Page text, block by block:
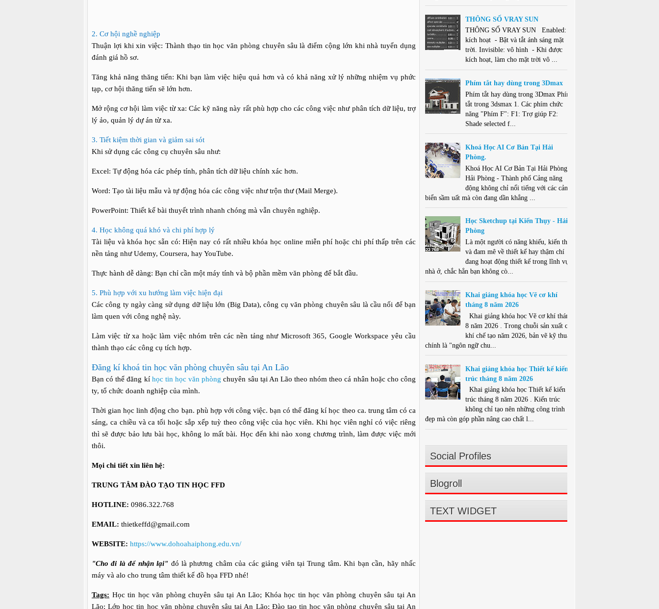
2. Cơ hội nghề nghiệp
Thuận lợi khi xin việc: Thành thạo tin học văn phòng chuyên sâu là điểm cộng lớn khi nhà tuyển dụng
đánh giá hồ sơ.
Tăng khả năng thăng tiến: Khi bạn làm việc hiệu quả hơn và có khả năng xử lý những nhiệm vụ phức
tạp, cơ hội thăng tiến sẽ lớn hơn.
Mở rộng cơ hội làm việc từ xa: Các kỹ năng này rất phù hợp cho các công việc như phân tích dữ liệu, trợ
lý ảo, quản lý dự án từ xa.
3. Tiết kiệm thời gian và giảm sai sót
Khi sử dụng các công cụ chuyên sâu như:
Excel: Tự động hóa các phép tính, phân tích dữ liệu chính xác hơn.
Word: Tạo tài liệu mẫu và tự động hóa các công việc như trộn thư (Mail Merge).
PowerPoint: Thiết kế bài thuyết trình nhanh chóng mà vẫn chuyên nghiệp.
4. Học không quá khó và chi phí hợp lý
Tài liệu và khóa học sẵn có: Hiện nay có rất nhiều khóa học online miễn phí hoặc chi phí thấp trên các
nền tảng như Udemy, Coursera, hay YouTube.
Thực hành dễ dàng: Bạn chỉ cần một máy tính và bộ phần mềm văn phòng để bắt đầu.
5. Phù hợp với xu hướng làm việc hiện đại
Các công ty ngày càng sử dụng dữ liệu lớn (Big Data), công cụ văn phòng chuyên sâu là cầu nối để bạn
làm quen với công nghệ này.
Làm việc từ xa hoặc làm việc nhóm trên các nền tảng như Microsoft 365, Google Workspace yêu cầu
thành thạo các công cụ tích hợp.
Đăng kí khoá tin học văn phòng chuyên sâu tại An Lão
Bạn có thể đăng kí học tin học văn phòng chuyên sâu tại An Lão theo nhóm theo cá nhân hoặc cho công
ty, tổ chức doanh nghiệp của mình.
Thời gian học linh động cho bạn. phù hợp với công việc. bạn có thể đăng kí học theo ca. trung tâm có ca
sáng, ca chiều và ca tối hoặc sắp xếp tuỳ theo công việc của học viên. Khi học viên nghỉ có việc riêng
thì sẽ được bảo lưu bài học, không lo mất bài. Học đến khi nào xong chương trình, làm được việc mới
thôi.
Mọi chi tiết xin liên hệ:
TRUNG TÂM ĐÀO TẠO TIN HỌC FFD
HOTLINE: 0986.322.768
EMAIL: thietkeffd@gmail.com
WEBSITE: https://www.dohoahaiphong.edu.vn/
"Cho đi là để nhận lại" đó là phương châm của các giảng viên tại Trung tâm. Khi bạn cần, hãy nhấc
máy và alo cho trung tâm thiết kế đồ họa FFD nhé!
Tags: Học tin học văn phòng chuyên sâu tại An Lão; Khóa học tin học văn phòng chuyên sâu tại An
Lão; Lớp học tin học văn phòng chuyên sâu tại An Lão; Đào tạo tin học văn phòng chuyên sâu tại An
THÔNG SỐ VRAY SUN
THÔNG SỐ VRAY SUN Enabled:
kích hoạt - Bật và tắt ánh sáng mặt
trời. Invisible: vô hình - Khi được
kích hoạt, làm cho mặt trời vô ...
Phím tắt hay dùng trong 3Dmax
Phím tắt hay dùng trong 3Dmax Phím
tắt trong 3dsmax 1. Các phím chức
năng "Phím F": F1: Trợ giúp F2:
Shade selected f...
Khoá Học AI Cơ Bản Tại Hải
Phòng.
Khoá Học AI Cơ Bản Tại Hải Phòng .
Hải Phòng - Thành phố Cảng năng
động không chỉ nổi tiếng với các cảng
biển sầm uất mà còn đang dần khẳng ...
Học Sketchup tại Kiến Thụy - Hải
Phòng
Là một người có năng khiếu, kiến thức
và đam mê về thiết kế hay thậm chí
đang hoạt động thiết kế trong lĩnh vực
nhà ở, chắc hẳn bạn không cò...
Khai giảng khóa học Vẽ cơ khí
tháng 8 năm 2026
Khai giảng khóa học Vẽ cơ khí tháng
8 năm 2026 . Trong chuỗi sản xuất cơ
khí chế tạo năm 2026, bản vẽ kỹ thuật
chính là "ngôn ngữ chu...
Khai giảng khóa học Thiết kế kiến
trúc tháng 8 năm 2026
Khai giảng khóa học Thiết kế kiến
trúc tháng 8 năm 2026 . Kiến trúc
không chỉ tạo nên những công trình
đẹp mà còn góp phần nâng cao chất l...
Social Profiles
Blogroll
TEXT WIDGET